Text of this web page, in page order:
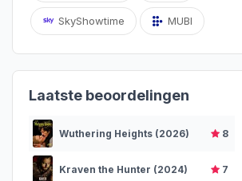
SkyShowtime MUBI
Laatste beoordelingen
Wuthering Heights (2026) 8
Kraven the Hunter (2024) 7